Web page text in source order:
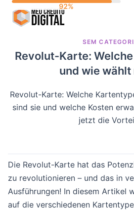
SEM
Revolut-Karte:
und wie wählt
Revolut-Karte: Welche
sind sie und welche Kosten
jetzt die
Die Revolut-Karte hat das
zu revolutionieren – und das in
Ausführungen! In diesem Artikel
auf die verschiedenen